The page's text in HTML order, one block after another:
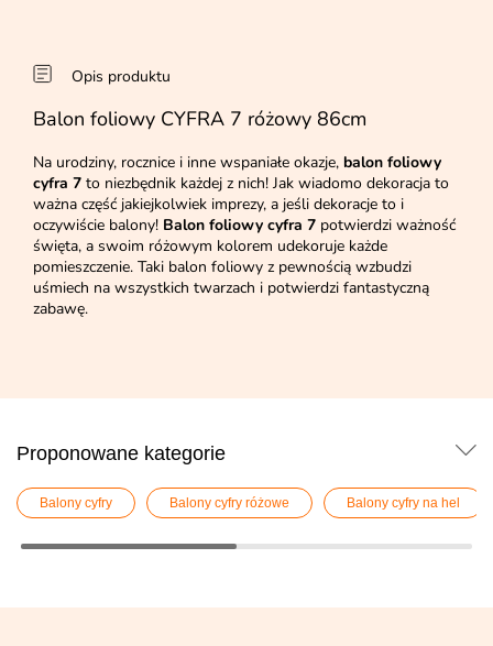
Opis produktu
Balon foliowy CYFRA 7 różowy 86cm
Na urodziny, rocznice i inne wspaniałe okazje, balon foliowy
cyfra 7 to niezbędnik każdej z nich! Jak wiadomo dekoracja to
ważna część jakiejkolwiek imprezy, a jeśli dekoracje to i
oczywiście balony! Balon foliowy cyfra 7 potwierdzi ważność
święta, a swoim różowym kolorem udekoruje każde
pomieszczenie. Taki balon foliowy z pewnością wzbudzi
uśmiech na wszystkich twarzach i potwierdzi fantastyczną
zabawę.
Proponowane kategorie
Balony cyfry Balony cyfry różowe Balony cyfry na hel